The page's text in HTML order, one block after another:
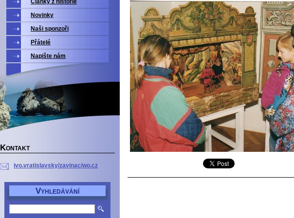
Články z historie
Novinky
Naši sponzoři
Přátelé
Napište nám
KONTAKT
ivo.vratislavsky/zavinac/wo.cz
VYHLEDÁVÁNÍ